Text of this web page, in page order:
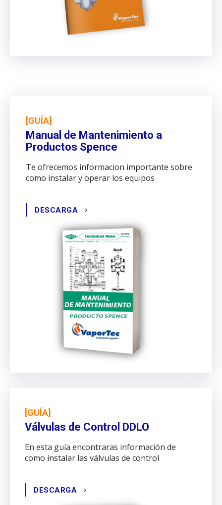
[GUÍA]
Manual de Mantenimiento a
Productos Spence
Te ofrecemos informacion importante sobre
como instalar y operar los equipos
DESCARGA
[GUÍA]
Válvulas de Control DDLO
En esta guía encontraras información de
como instalar las válvulas de control
DESCARGA